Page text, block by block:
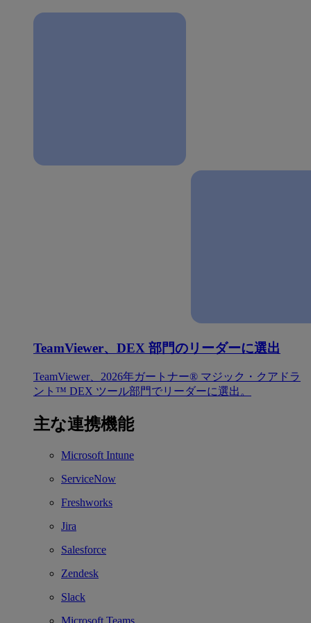
TeamViewer、DEX 部門のリーダーに選出
TeamViewer、2026年ガートナー® マジック・クアドラ
ント™ DEX ツール部門でリーダーに選出。
主な連携機能
Microsoft Intune
ServiceNow
Freshworks
Jira
Salesforce
Zendesk
Slack